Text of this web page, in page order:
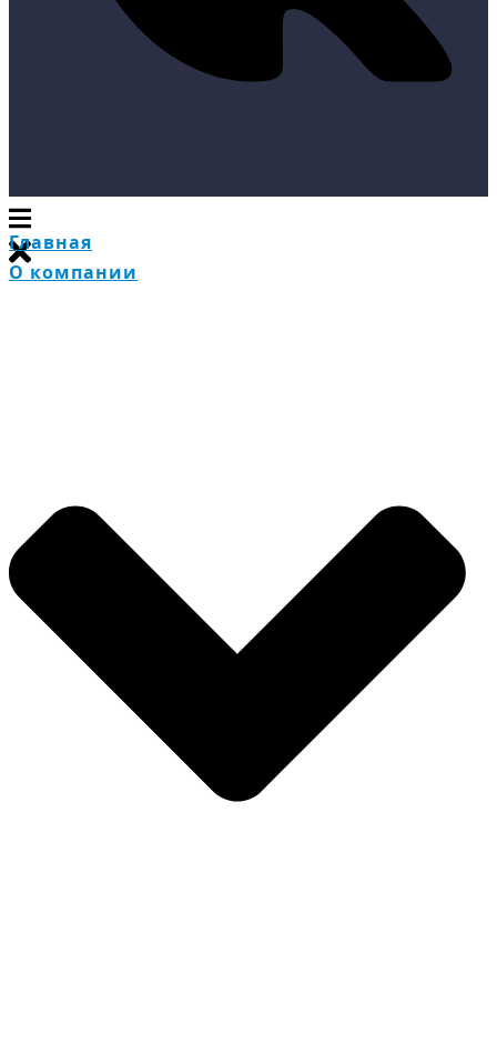
Главная
О компании